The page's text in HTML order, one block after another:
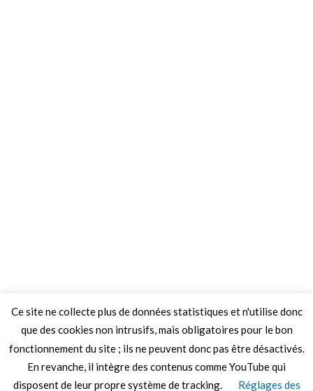
Ce site ne collecte plus de données statistiques et n'utilise donc
que des cookies non intrusifs, mais obligatoires pour le bon
fonctionnement du site ; ils ne peuvent donc pas être désactivés.
En revanche, il intègre des contenus comme YouTube qui
disposent de leur propre système de tracking.
Réglages des